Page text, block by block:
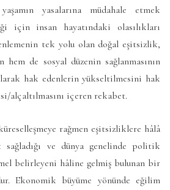
yasalarına müdahale etmek
için insan hayatındaki olasılıkları
tek yolu olan doğal eşitsizlik,
de sosyal düzenin sağlanmasının
hak edenlerin yükseltilmesini hak
alçaltılmasını içeren rekabet.
rağmen eşitsizliklere hâlâ
sağladığı ve dünya genelinde politik
belirleyeni hâline gelmiş bulunan bir
Ekonomik büyüme yönünde eğilim